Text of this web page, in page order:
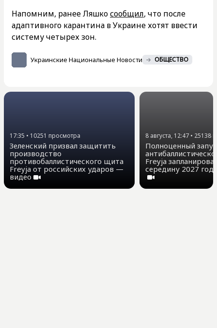
Напомним, ранее Ляшкосообщил, что после
адаптивного карантина в Украине хотят ввести
систему четырех зон.
Украинские Национальные Новости ОБЩЕСТВО
17:35 • 10251 просмотра
Зеленский призвал защитить
производство
противобаллистического щита
Freyja от российских ударов —
видео
8 августа, 12:47 • 25138
Полноценный
Freyja
середину 2027